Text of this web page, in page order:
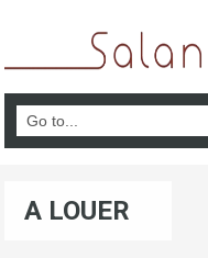
A LOUER